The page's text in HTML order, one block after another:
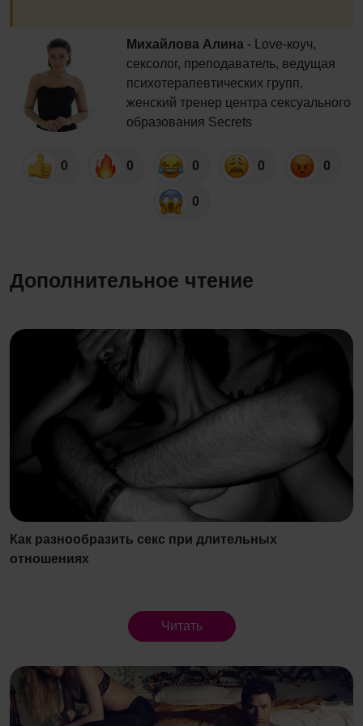
Михайлова Алина - Love-коуч,
сексолог, преподаватель, ведущая
психотерапевтических групп,
женский тренер центра сексуального
образования Secrets
0 0 0 0 0
0
Дополнительное чтение
Как разнообразить секс при длительных
отношениях
Читать